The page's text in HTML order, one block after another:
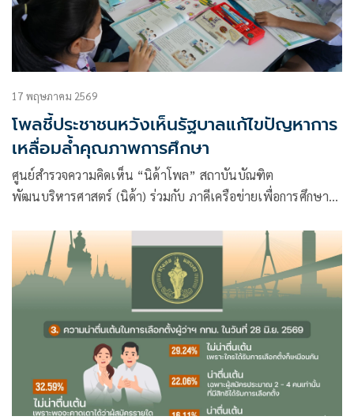
17 พฤษภาคม 2569
โพลชี้ประชาชนหวังเห็นรัฐบาลแก้ไขปัญหาการ
เหลื่อมล้ำคุณภาพการศึกษา
ศูนย์สำรวจความคิดเห็น “นิด้าโพล” สถาบันบัณฑิต
พัฒนบริหารศาสตร์ (นิด้า) ร่วมกับ ภาคีเครือข่ายเพื่อการศึกษา